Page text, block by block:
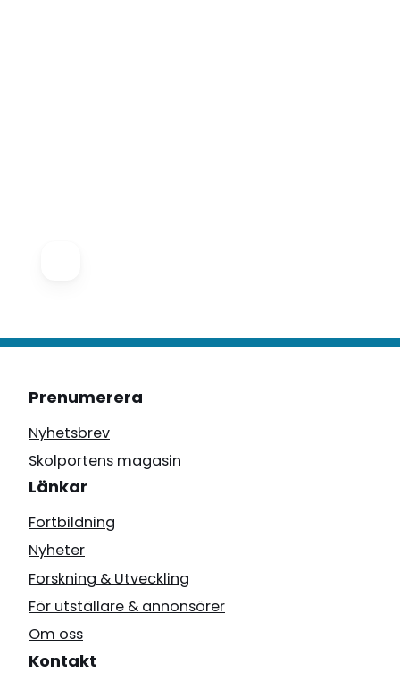
Prenumerera
Nyhetsbrev
Skolportens magasin
Länkar
Fortbildning
Nyheter
Forskning & Utveckling
För utställare & annonsörer
Om oss
Kontakt